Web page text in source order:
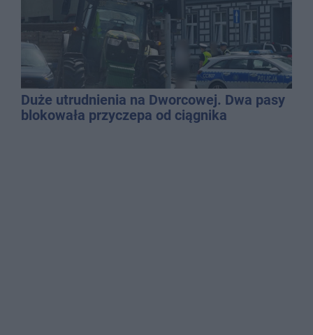
Duże utrudnienia na Dworcowej. Dwa pasy
blokowała przyczepa od ciągnika